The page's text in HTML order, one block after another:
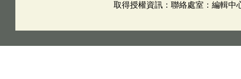
取得授權資訊：聯絡處室：編輯中